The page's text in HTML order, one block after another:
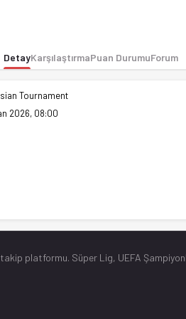
DetayKarşılaştırmaPuan DurumuForum
Tournament
2026, 08:00
platformu. Süper Lig, UEFA